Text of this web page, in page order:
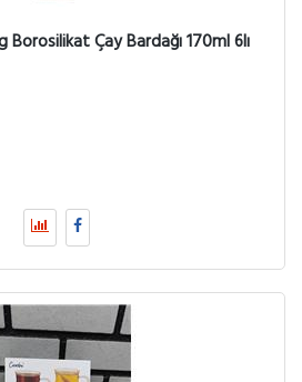
Borosilikat Çay Bardağı 170ml 6lı